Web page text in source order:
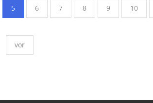
5 6 7 8 9 10
vor